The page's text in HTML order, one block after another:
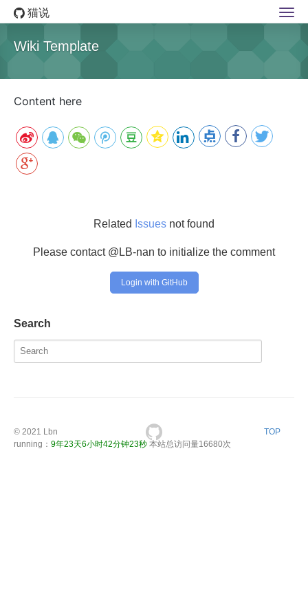
猫说
Wiki Template
Content here
Related Issues not found
Please contact @LB-nan to initialize the comment
Login with GitHub
Search
© 2021 Lbn
TOP
running： 9年23天6小时42分钟23秒 本站总访问量16680次